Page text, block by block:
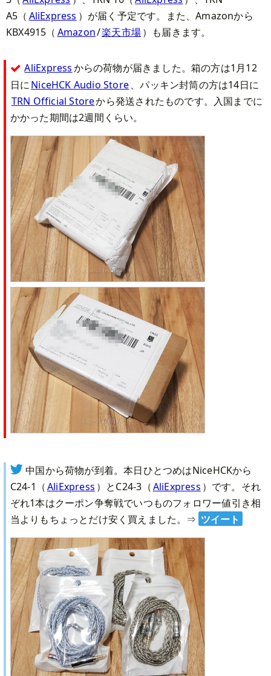
A5（ AliExpress ）が届く予定です。また、Amazonから
KBX4915（ Amazon/楽天市場）も届きます。
AliExpressからの荷物が届きました。箱の方は1月12
日にNiceHCK Audio Store、パッキン封筒の方は14日に
TRN Official Storeから発送されたものです。入国までに
かかった期間は2週間くらい。
中国から荷物が到着。本日ひとつめはNiceHCKから
C24-1（AliExpress ）とC24-3（AliExpress ）です。それ
ぞれ1本はクーポン争奪戦でいつものフォロワー値引き相
当よりもちょっとだけ安く買えました。 ⇒ ツイート